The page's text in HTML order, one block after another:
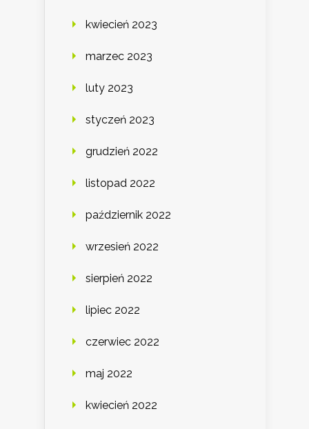
kwiecień 2023
marzec 2023
luty 2023
styczeń 2023
grudzień 2022
listopad 2022
październik 2022
wrzesień 2022
sierpień 2022
lipiec 2022
czerwiec 2022
maj 2022
kwiecień 2022